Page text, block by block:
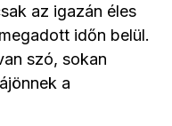
az igazán éles
időn belül.
szó, sokan
a